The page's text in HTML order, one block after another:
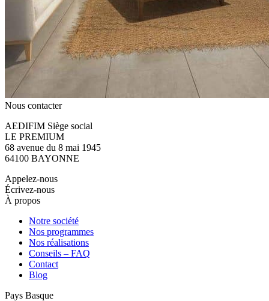
Nous contacter
AEDIFIM Siège social
LE PREMIUM
68 avenue du 8 mai 1945
64100 BAYONNE
Appelez-nous
Écrivez-nous
À propos
Notre société
Nos programmes
Nos réalisations
Conseils – FAQ
Contact
Blog
Pays Basque